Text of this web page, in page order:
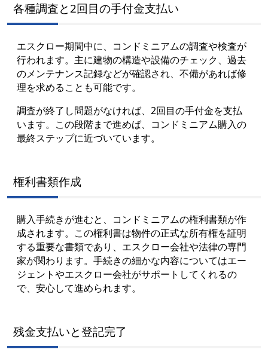
各種調査と2回目の手付金支払い
エスクロー期間中に、コンドミニアムの調査や検査が
行われます。主に建物の構造や設備のチェック、過去
のメンテナンス記録などが確認され、不備があれば修
理を求めることも可能です。
調査が終了し問題がなければ、2回目の手付金を支払
います。この段階まで進めば、コンドミニアム購入の
最終ステップに近づいています。
権利書類作成
購入手続きが進むと、コンドミニアムの権利書類が作
成されます。この権利書は物件の正式な所有権を証明
する重要な書類であり、エスクロー会社や法律の専門
家が関わります。手続きの細かな内容についてはエー
ジェントやエスクロー会社がサポートしてくれるの
で、安心して進められます。
残金支払いと登記完了